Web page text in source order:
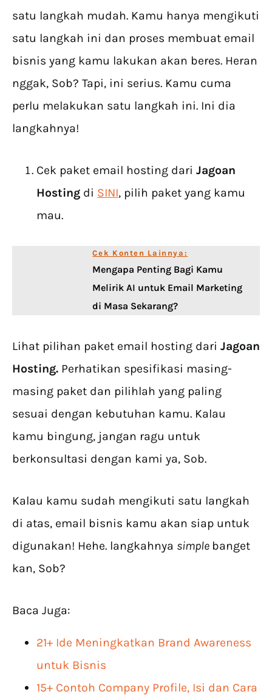
satu langkah mudah. Kamu hanya mengikuti
satu langkah ini dan proses membuat email
bisnis yang kamu lakukan akan beres. Heran
nggak, Sob? Tapi, ini serius. Kamu cuma
perlu melakukan satu langkah ini. Ini dia
langkahnya!
Cek paket email hosting dari Jagoan
Hosting di SINI, pilih paket yang kamu
mau.
Cek Konten Lainnya:
Mengapa Penting Bagi Kamu
Melirik AI untuk Email Marketing
di Masa Sekarang?
Lihat pilihan paket email hosting dari Jagoan
Hosting. Perhatikan spesifikasi masing-
masing paket dan pilihlah yang paling
sesuai dengan kebutuhan kamu. Kalau
kamu bingung, jangan ragu untuk
berkonsultasi dengan kami ya, Sob.
Kalau kamu sudah mengikuti satu langkah
di atas, email bisnis kamu akan siap untuk
digunakan! Hehe. langkahnya simple banget
kan, Sob?
Baca Juga:
21+ Ide Meningkatkan Brand Awareness
untuk Bisnis
15+ Contoh Company Profile, Isi dan Cara